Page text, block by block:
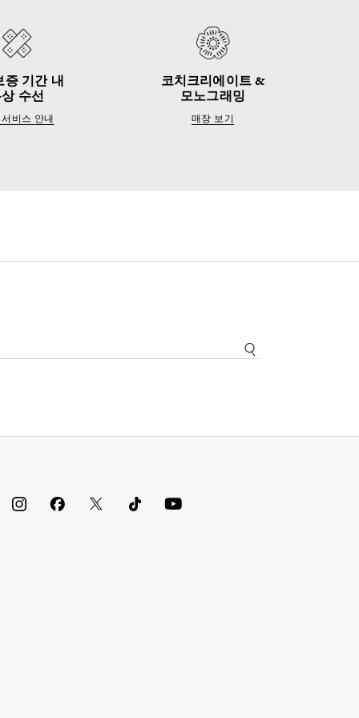
증 기간 내
수선
비스 안내
코치크리에이트 &
모노그래밍
매장 보기